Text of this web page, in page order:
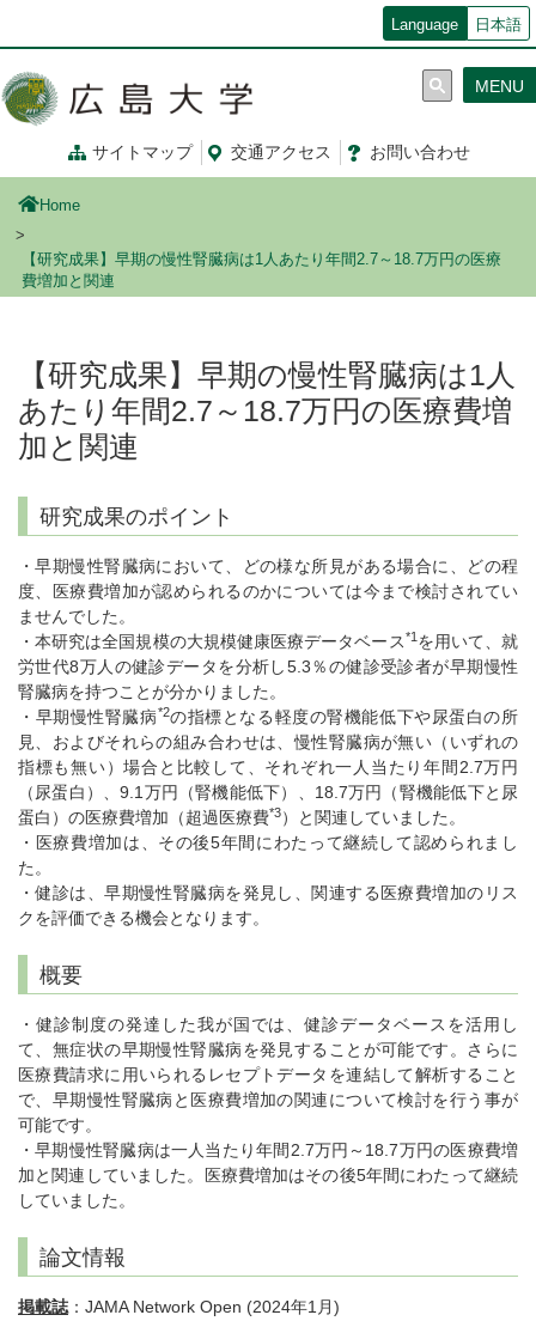
コ
ン
移
Language 日本語
サイトマップ 交通アクセス お問い合わせ
MENU
Home
【研究成果】早期の慢性腎臓病は1人あたり年間2.7～18.7万円の医療
費増加と関連
【研究成果】早期の慢性腎臓病は1人
あたり年間2.7～18.7万円の医療費増
加と関連
研究成果のポイント
・早期慢性腎臓病において、どの様な所見がある場合に、どの程
度、医療費増加が認められるのかについては今まで検討されてい
ませんでした。
・本研究は全国規模の大規模健康医療データベース*1を用いて、就
労世代8万人の健診データを分析し5.3％の健診受診者が早期慢性
腎臓病を持つことが分かりました。
・早期慢性腎臓病*2の指標となる軽度の腎機能低下や尿蛋白の所
見、およびそれらの組み合わせは、慢性腎臓病が無い（いずれの
指標も無い）場合と比較して、それぞれ一人当たり年間2.7万円
（尿蛋白）、9.1万円（腎機能低下）、18.7万円（腎機能低下と尿
蛋白）の医療費増加（超過医療費*3）と関連していました。
・医療費増加は、その後5年間にわたって継続して認められまし
た。
・健診は、早期慢性腎臓病を発見し、関連する医療費増加のリス
クを評価できる機会となります。
概要
・健診制度の発達した我が国では、健診データベースを活用し
て、無症状の早期慢性腎臓病を発見することが可能です。さらに
医療費請求に用いられるレセプトデータを連結して解析すること
で、早期慢性腎臓病と医療費増加の関連について検討を行う事が
可能です。
・早期慢性腎臓病は一人当たり年間2.7万円～18.7万円の医療費増
加と関連していました。医療費増加はその後5年間にわたって継続
していました。
論文情報
掲載誌 ：JAMA Network Open (2024年1月)